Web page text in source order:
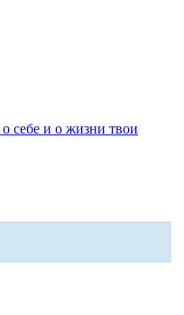
себе и о жизни твои